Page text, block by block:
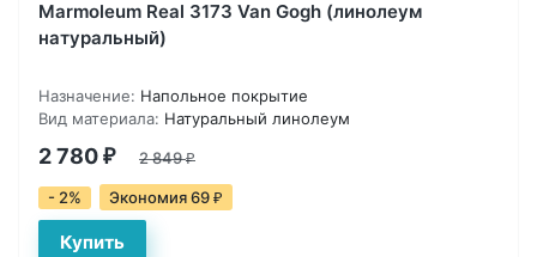
Marmoleum Real 3173 Van Gogh (линолеум
натуральный)
Назначение: Напольное покрытие
Вид материала: Натуральный линолеум
2 780 ₽ 2 849₽
- 2% Экономия 69 ₽